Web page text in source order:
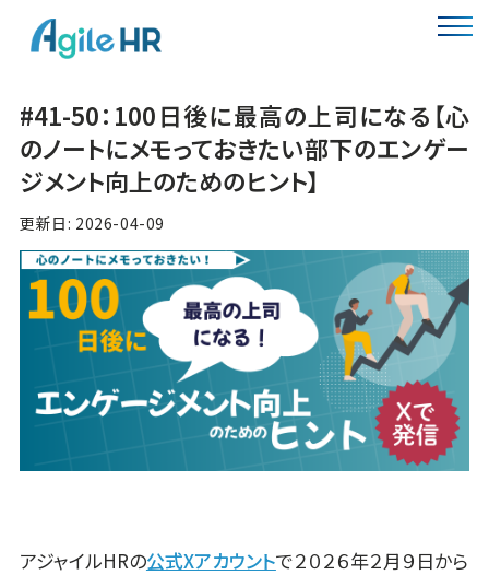
#41-50：100日後に最高の上司になる【心
のノートにメモっておきたい部下のエンゲー
ジメント向上のためのヒント】
更新日: 2026-04-09
アジャイルHRの公式Xアカウントで２０２６年２月９日から